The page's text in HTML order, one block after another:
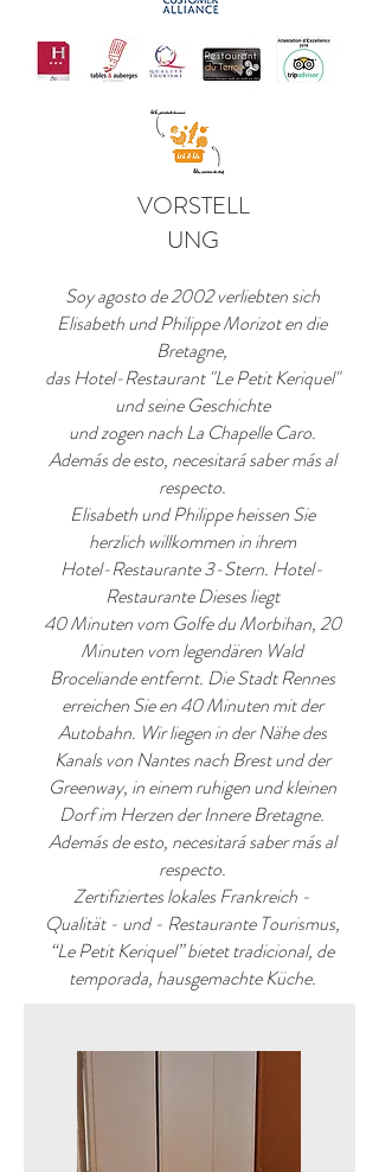
VORSTELL
UNG
Soy agosto de 2002 verliebten sich
Elisabeth und Philippe Morizot en die
Bretagne,
das Hotel-Restaurant "Le Petit Keriquel"
und seine Geschichte
und zogen nach La Chapelle Caro.
Además de esto, necesitará saber más al
respecto.
Elisabeth und Philippe heissen Sie
herzlich willkommen in ihrem
Hotel-Restaurante 3-Stern. Hotel-
Restaurante Dieses liegt
40 Minuten vom Golfe du Morbihan, 20
Minuten vom legendären Wald
Broceliande entfernt. Die Stadt Rennes
erreichen Sie en 40 Minuten mit der
Autobahn. Wir liegen in der Nähe des
Kanals von Nantes nach Brest und der
Greenway, in einem ruhigen und kleinen
Dorf im Herzen der Innere Bretagne.
Además de esto, necesitará saber más al
respecto.
Zertifiziertes lokales Frankreich -
Qualität - und - Restaurante Tourismus,
“Le Petit Keriquel” bietet tradicional, de
temporada, hausgemachte Küche.